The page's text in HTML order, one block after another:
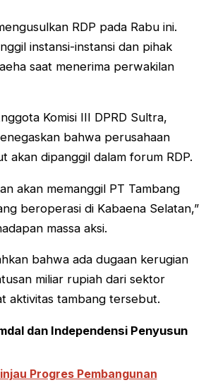
RDP pada Rabu ini.
instansi-instansi dan pihak
saat menerima perwakilan
Komisi III DPRD Sultra,
bahwa perusahaan
akan dipanggil dalam forum RDP.
akan memanggil PT Tambang
beroperasi di Kabaena Selatan,”
massa aksi.
bahwa ada dugaan kerugian
miliar rupiah dari sektor
aktivitas tambang tersebut.
dan Independensi Penyusun
Progres Pembangunan